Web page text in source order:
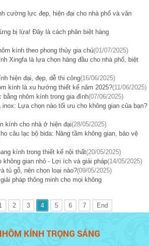
cường lực đẹp, hiện đại cho nhà phố và văn
bị lừa! Đây là cách phân biệt hàng
kính theo phong thủy gia chủ(01/07/2025)
Xingfa là lựa chọn hàng đầu cho nhà phố, biệt
hiện đại, đẹp, dễ thi công(16/06/2025)
kính là xu hướng thiết kế năm 2025?(11/06/2025)
bằng nhôm kính trong gia đình(07/06/2025)
inox: Lựa chọn nào tối ưu cho không gian của bạn?
kính cho nhà ở hiện đại(28/05/2025)
câu lạc bộ bida: Nâng tầm không gian, bảo vệ
kính trong thiết kế nội thất(20/05/2025)
không gian nhỏ - Lợi ích và giải pháp(14/05/2025)
tủ gỗ, nên chọn loại nào?(09/05/2025)
pháp thông minh cho mọi không
2 3 4 5 6 7 End
KÍNH TRỌNG SÁNG